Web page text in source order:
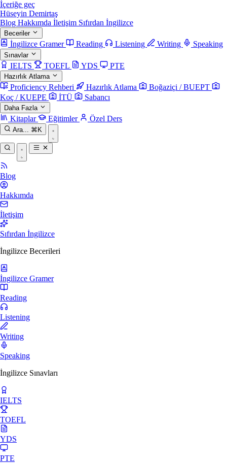
İçeriğe geç
Hüseyin Demirtaş
Blog Hakkımda İletişim Sıfırdan İngilizce
Beceriler
İngilizce Gramer Reading Listening Writing Speaking
Sınavlar
IELTS TOEFL YDS PTE
Hazırlık Atlama
Proficiency Rehberi Hazırlık Atlama
Boğaziçi / BUEPT
Koç / KUEPE
İTÜ Sabancı
Daha Fazla
Kitaplar Eğitimler Özel Ders
Ara... ⌘K
Blog
Hakkımda
İletişim
Sıfırdan İngilizce
İngilizce Becerileri
İngilizce Gramer
Reading
Listening
Writing
Speaking
İngilizce Sınavları
IELTS
TOEFL
YDS
PTE